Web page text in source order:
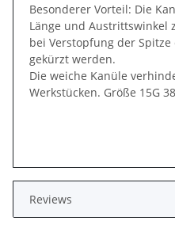
Besonderer Vorteil: Die
Länge und Austrittswinkel
bei Verstopfung der
gekürzt werden.
Die weiche Kanüle
Werkstücken. Größe 15G
Reviews